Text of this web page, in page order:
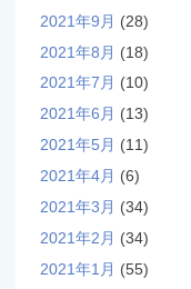
2021年9月 (28)
2021年8月 (18)
2021年7月 (10)
2021年6月 (13)
2021年5月 (11)
2021年4月 (6)
2021年3月 (34)
2021年2月 (34)
2021年1月 (55)